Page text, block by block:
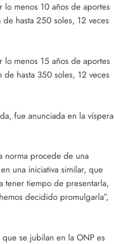
menos 10 años de aportes
hasta 250 soles, 12 veces
menos 15 años de aportes
hasta 350 soles, 12 veces
fue anunciada en la víspera
norma procede de una
una iniciativa similar, que
tener tiempo de presentarla,
decidido promulgarla”,
se jubilan en la ONP es